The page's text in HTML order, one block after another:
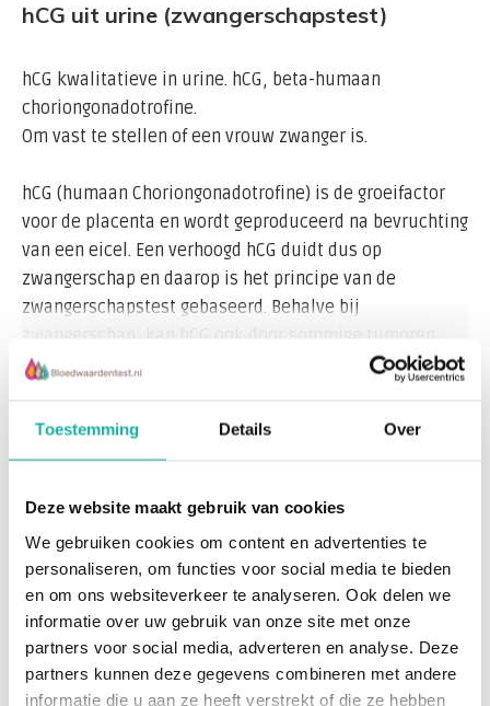
Toestemming Details Over
Deze website maakt gebruik van cookies
We gebruiken cookies om content en advertenties te
personaliseren, om functies voor social media te bieden
en om ons websiteverkeer te analyseren. Ook delen we
informatie over uw gebruik van onze site met onze
partners voor social media, adverteren en analyse. Deze
partners kunnen deze gegevens combineren met andere
informatie die u aan ze heeft verstrekt of die ze hebben
hCG uit urine (zwangerschapstest)
hCG kwalitatieve in urine. hCG, beta-humaan
choriongonadotrofine.
Om vast te stellen of een vrouw zwanger is.
hCG (humaan Choriongonadotrofine) is de groeifactor
voor de placenta en wordt geproduceerd na bevruchting
van een eicel. Een verhoogd hCG duidt dus op
zwangerschap en daarop is het principe van de
zwangerschapstest gebaseerd. Behalve bij
zwangerschap, kan hCG ook door sommige tumoren
worden geproduceerd.
Uitslag postitief of negatief.
Voor vrouwen in een behandelingstraject is de levertijd
cruciaal.
Ons advies is om tijdig je afnameset te bestellen.
P.S. De bepaling van HCG (humaan choriogonadotrofine)
is een zwangerschapstest. Derhalve wordt deze analyse
Lees meer
Recent bekeken
hCG urine